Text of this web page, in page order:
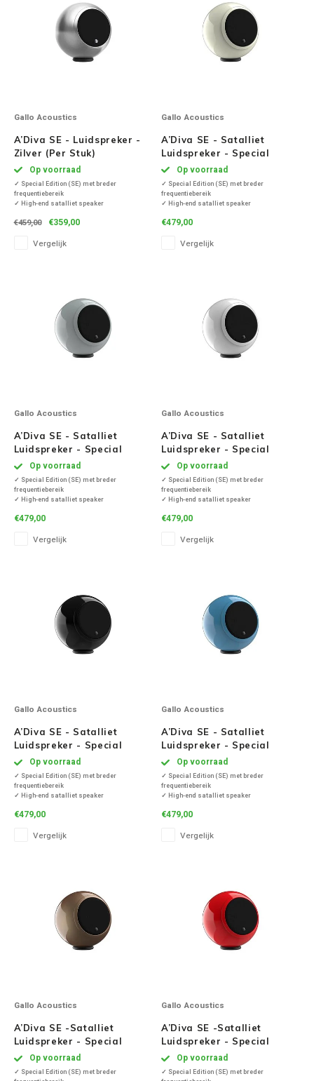
Gallo Acoustics
A’Diva SE - Luidspreker -
Zilver (Per Stuk)
Op voorraad
✓ Special Edition (SE) met breder
frequentiebereik
✓ High-end satalliet speaker
✓ Frequentiebereik van 80Hz tot 22Khz
✓ Produceert een levendig, kristalhelder 3D-
€459,00 €359,00
Vergelijk
Gallo Acoustics
A’Diva SE - Satalliet
Luidspreker - Special
Edition - Crème ( Per Stuk
)
Op voorraad
✓ Special Edition (SE) met breder
frequentiebereik
✓ High-end satalliet speaker
✓ Frequentiebereik van 80Hz tot 22Khz
✓ Produceert een levendig, kristalhelder 3D-
€479,00
Vergelijk
Gallo Acoustics
A’Diva SE - Satalliet
Luidspreker - Special
Edition - Grijs ( Per Stuk )
Op voorraad
✓ Special Edition (SE) met breder
frequentiebereik
✓ High-end satalliet speaker
✓ Frequentiebereik van 80Hz tot 22Khz
✓ Produceert een levendig, kristalhelder 3D-
€479,00
Vergelijk
Gallo Acoustics
A’Diva SE - Satalliet
Luidspreker - Special
Edition - Hoogglans Wit (
Per Stuk )
Op voorraad
✓ Special Edition (SE) met breder
frequentiebereik
✓ High-end satalliet speaker
✓ Frequentiebereik van 80Hz tot 22Khz
✓ Produceert een levendig, kristalhelder 3D-
€479,00
Vergelijk
Gallo Acoustics
A’Diva SE - Satalliet
Luidspreker - Special
Edition - Hoogglans Zwart
( Per Stuk )
Op voorraad
✓ Special Edition (SE) met breder
frequentiebereik
✓ High-end satalliet speaker
✓ Frequentiebereik van 80Hz tot 22Khz
✓ Produceert een levendig, kristalhelder 3D-
€479,00
Vergelijk
Gallo Acoustics
A’Diva SE - Satalliet
Luidspreker - Special
Edition -Blauw( Per Stuk )
Op voorraad
✓ Special Edition (SE) met breder
frequentiebereik
✓ High-end satalliet speaker
✓ Frequentiebereik van 80Hz tot 22Khz
✓ Produceert een levendig, kristalhelder 3D-
€479,00
Vergelijk
Gallo Acoustics
A’Diva SE -Satalliet
Luidspreker - Special
Edition - Bronze ( Per Stuk
)
Op voorraad
✓ Special Edition (SE) met breder
Gallo Acoustics
A’Diva SE -Satalliet
Luidspreker - Special
Edition - Rood ( Per Stuk )
Op voorraad
✓ Special Edition (SE) met breder